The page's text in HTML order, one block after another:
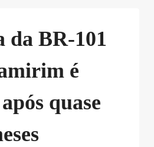
da BR-101
é
quase